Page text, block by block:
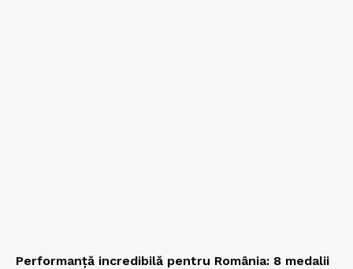
Performanță incredibilă pentru România: 8 medalii